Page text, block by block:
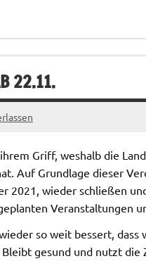
22.11.
Griff, weshalb die
Auf Grundlage dieser
2021, wieder schließen
Veranstaltungen
so weit bessert,
gesund und nutzt die